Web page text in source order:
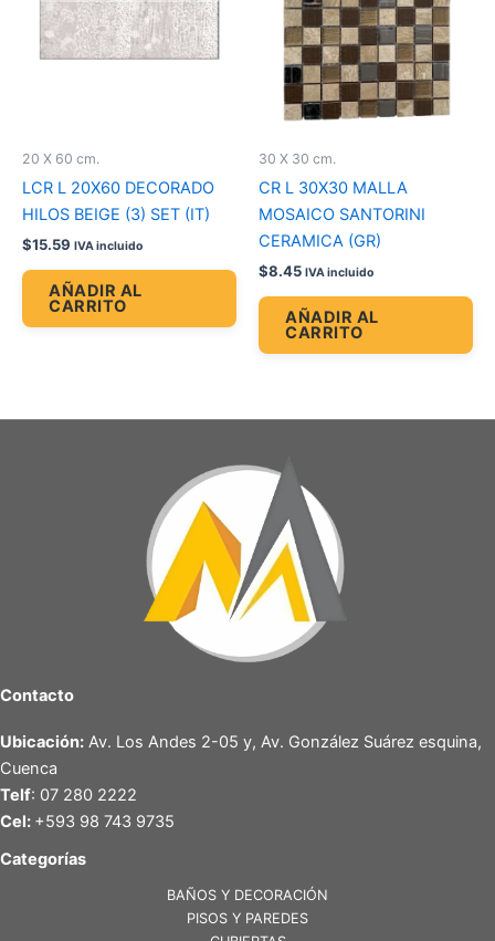
20 X 60 cm.
LCR L 20X60 DECORADO
HILOS BEIGE (3) SET (IT)
$15.59 IVA incluido
AÑADIR AL
CARRITO
30 X 30 cm.
CR L 30X30 MALLA
MOSAICO SANTORINI
CERAMICA (GR)
$8.45 IVA incluido
AÑADIR AL
CARRITO
Contacto
Ubicación: Av. Los Andes 2-05 y, Av. González Suárez esquina,
Cuenca
Telf: 07 280 2222
Cel: +593 98 743 9735
Categorías
BAÑOS Y DECORACIÓN
PISOS Y PAREDES